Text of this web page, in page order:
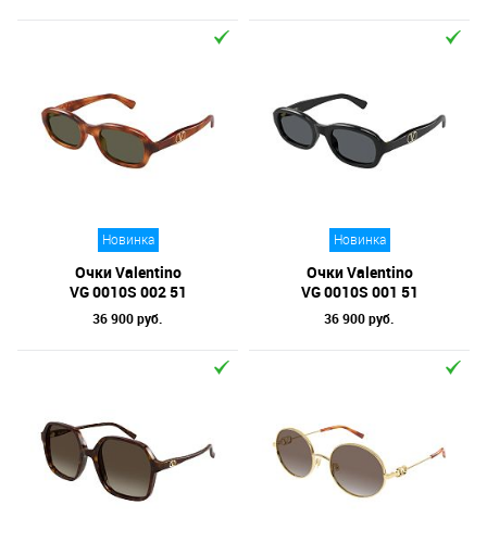
Новинка
Очки Valentino
VG 0010S 002 51
36 900 руб.
Новинка
Очки Valentino
VG 0010S 001 51
36 900 руб.